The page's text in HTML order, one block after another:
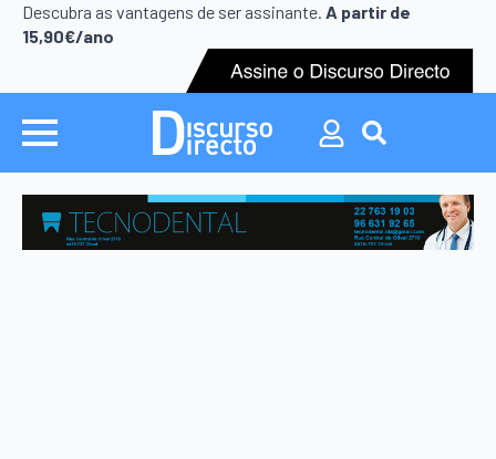
Descubra as vantagens de ser assinante. A partir de
15,90€/ano
Search
for:
Search